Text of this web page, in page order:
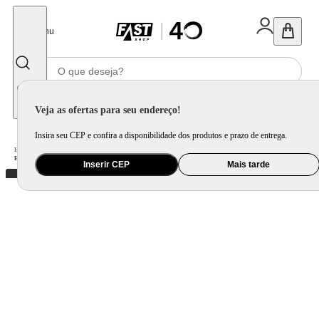
Menu
Veja as ofertas para seu endereço!
Insira seu CEP e confira a disponibilidade dos produtos e prazo de entrega.
Inserir CEP Mais tarde
Home
Escorredor de Louças Brinox Suprema com Porta Talheres 16 Pratos Aço inoxidável